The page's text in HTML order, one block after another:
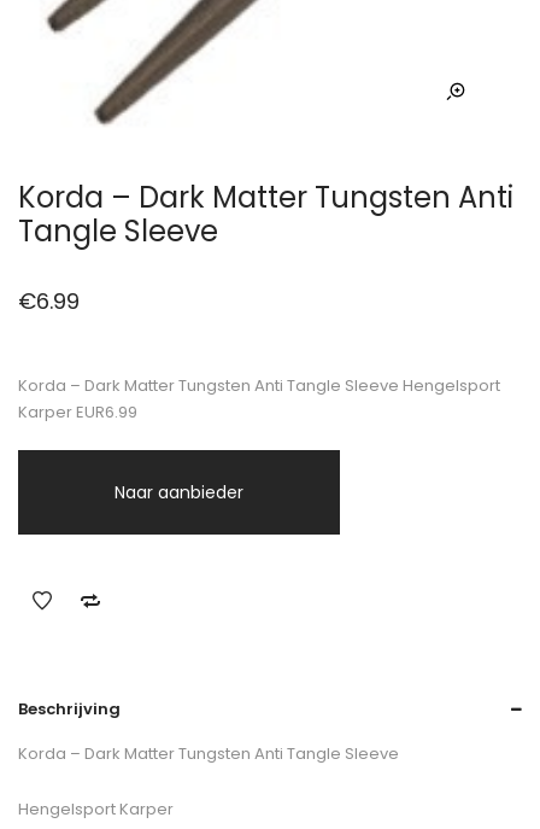
Korda – Dark Matter Tungsten Anti
Tangle Sleeve
€6.99
Korda – Dark Matter Tungsten Anti Tangle Sleeve Hengelsport
Karper EUR6.99
Naar aanbieder
Beschrijving
Korda – Dark Matter Tungsten Anti Tangle Sleeve
Hengelsport Karper